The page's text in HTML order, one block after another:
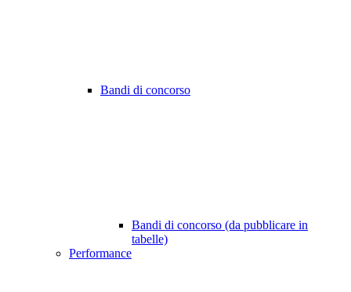
Bandi di concorso
Bandi di concorso (da pubblicare in
tabelle)
Performance